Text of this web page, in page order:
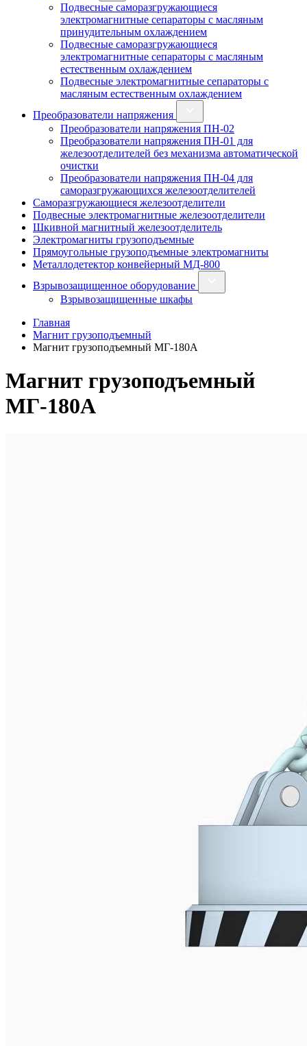
Подвесные саморазгружающиеся
электромагнитные сепараторы с масляным
принудительным охлаждением
Подвесные саморазгружающиеся
электромагнитные сепараторы с масляным
естественным охлаждением
Подвесные электромагнитные сепараторы с
масляным естественным охлаждением
Преобразователи напряжения
Преобразователи напряжения ПН-02
Преобразователи напряжения ПН-01 для
железоотделителей без механизма автоматической
очистки
Преобразователи напряжения ПН-04 для
саморазгружающихся железоотделителей
Саморазгружающиеся железоотделители
Подвесные электромагнитные железоотделители
Шкивной магнитный железоотделитель
Электромагниты грузоподъемные
Прямоугольные грузоподъемные электромагниты
Металлодетектор конвейерный МД-800
Взрывозащищенное оборудование
Взрывозащищенные шкафы
Главная
Магнит грузоподъемный
Магнит грузоподъемный МГ‑180А
Магнит грузоподъемный
МГ‑180А